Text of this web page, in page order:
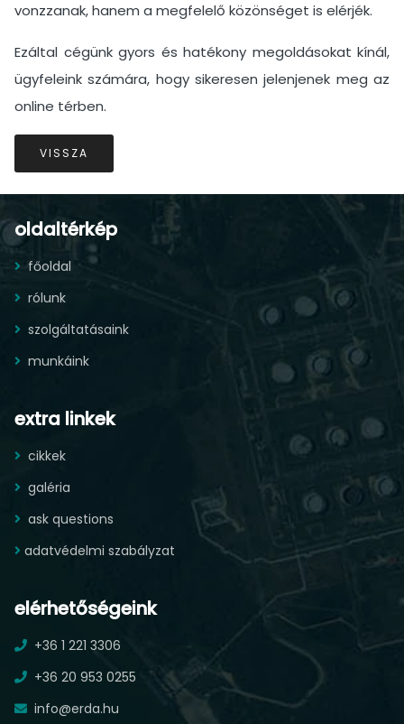
vonzzanak, hanem a megfelelő közönséget is elérjék.
Ezáltal cégünk gyors és hatékony megoldásokat kínál,
ügyfeleink számára, hogy sikeresen jelenjenek meg az
online térben.
VISSZA
oldaltérkép
főoldal
rólunk
szolgáltatásaink
munkáink
extra linkek
cikkek
galéria
ask questions
adatvédelmi szabályzat
elérhetőségeink
+36 1 221 3306
+36 20 953 0255
info@erda.hu